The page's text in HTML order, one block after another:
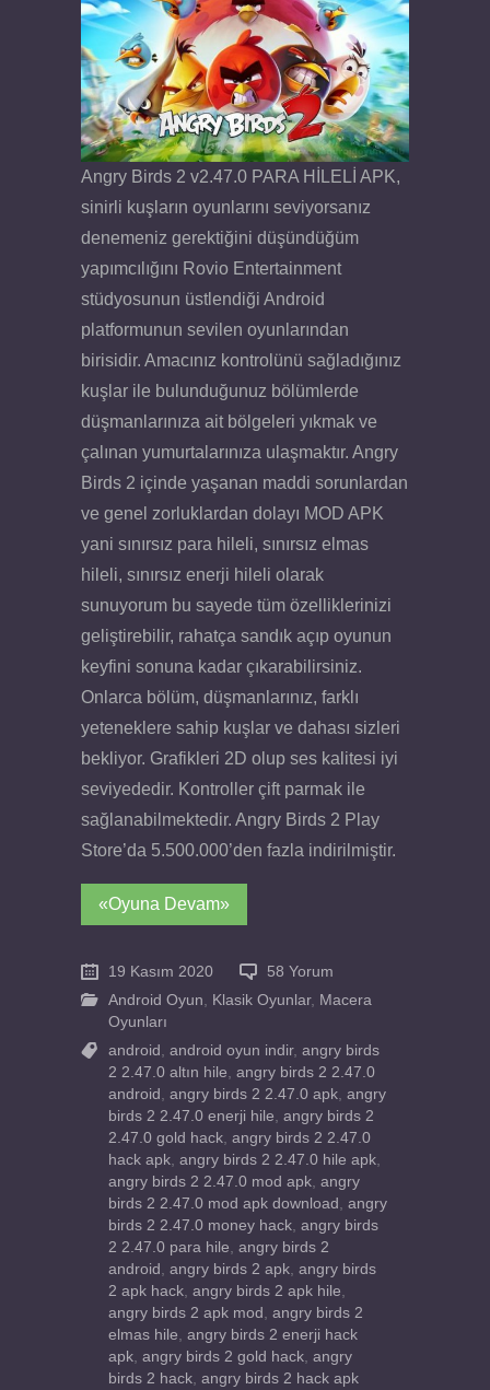
Angry Birds 2 v2.47.0 PARA HİLELİ APK,
sinirli kuşların oyunlarını seviyorsanız
denemeniz gerektiğini düşündüğüm
yapımcılığını Rovio Entertainment
stüdyosunun üstlendiği Android
platformunun sevilen oyunlarından
birisidir. Amacınız kontrolünü sağladığınız
kuşlar ile bulunduğunuz bölümlerde
düşmanlarınıza ait bölgeleri yıkmak ve
çalınan yumurtalarınıza ulaşmaktır. Angry
Birds 2 içinde yaşanan maddi sorunlardan
ve genel zorluklardan dolayı MOD APK
yani sınırsız para hileli, sınırsız elmas
hileli, sınırsız enerji hileli olarak
sunuyorum bu sayede tüm özelliklerinizi
geliştirebilir, rahatça sandık açıp oyunun
keyfini sonuna kadar çıkarabilirsiniz.
Onlarca bölüm, düşmanlarınız, farklı
yeteneklere sahip kuşlar ve dahası sizleri
bekliyor. Grafikleri 2D olup ses kalitesi iyi
seviyededir. Kontroller çift parmak ile
sağlanabilmektedir. Angry Birds 2 Play
Store’da 5.500.000’den fazla indirilmiştir.
«Oyuna Devam»
19 Kasım 2020
58 Yorum
Android Oyun
Klasik Oyunlar, Macera
Oyunları
android android oyun indir, angry birds
2 2.47.0 altın hile angry birds 2 2.47.0
android angry birds 2 2.47.0 apk angry
birds 2 2.47.0 enerji hile angry birds 2
2.47.0 gold hack angry birds 2 2.47.0
hack apk angry birds 2 2.47.0 hile apk
angry birds 2 2.47.0 mod apk angry
birds 2 2.47.0 mod apk download angry
birds 2 2.47.0 money hack angry birds
2 2.47.0 para hile angry birds 2
android angry birds 2 apk angry birds
2 apk hack angry birds 2 apk hile
angry birds 2 apk mod angry birds 2
elmas hile angry birds 2 enerji hack
apk angry birds 2 gold hack angry
birds 2 hack angry birds 2 hack apk